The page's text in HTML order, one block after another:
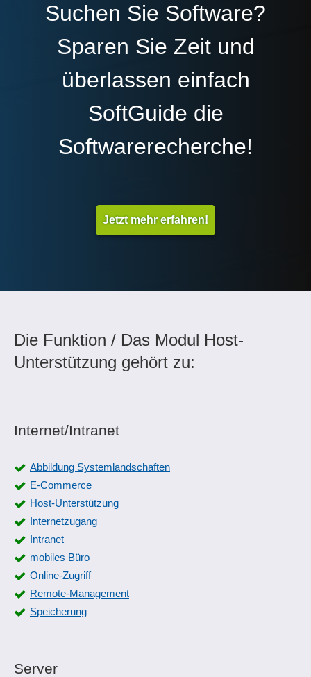
Suchen Sie Software?
Sparen Sie Zeit und
überlassen einfach
SoftGuide die
Softwarerecherche!
Jetzt mehr erfahren!
Die Funktion / Das Modul Host-
Unterstützung gehört zu:
Internet/Intranet
Abbildung Systemlandschaften
E-Commerce
Host-Unterstützung
Internetzugang
Intranet
mobiles Büro
Online-Zugriff
Remote-Management
Speicherung
Server